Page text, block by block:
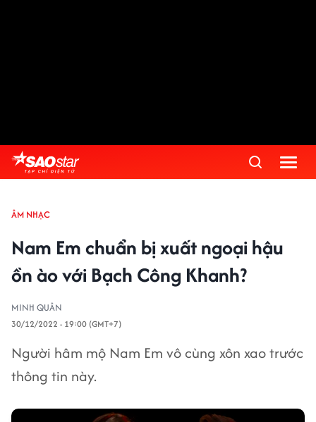
ÂM NHẠC
Nam Em chuẩn bị xuất ngoại hậu
ồn ào với Bạch Công Khanh?
MINH QUÂN
30/12/2022 - 19:00 (GMT+7)
Người hâm mộ Nam Em vô cùng xôn xao trước
thông tin này.